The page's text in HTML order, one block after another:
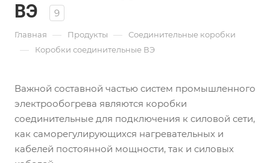
ВЭ
9
Главная — Продукты — Соединительные коробки
— Коробки соединительные ВЭ
Важной составной частью систем промышленного
электрообогрева являются коробки
соединительные для подключения к силовой сети,
как саморегулирующихся нагревательных и
кабелей постоянной мощности, так и силовых